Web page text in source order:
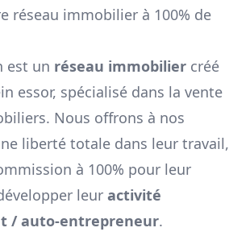
réseau immobilier à 100% de
est un réseau immobilier créé
essor, spécialisé dans la vente
Nous offrons à nos
liberté totale dans leur travail,
à 100% pour leur
leur activité
/ auto-entrepreneur.